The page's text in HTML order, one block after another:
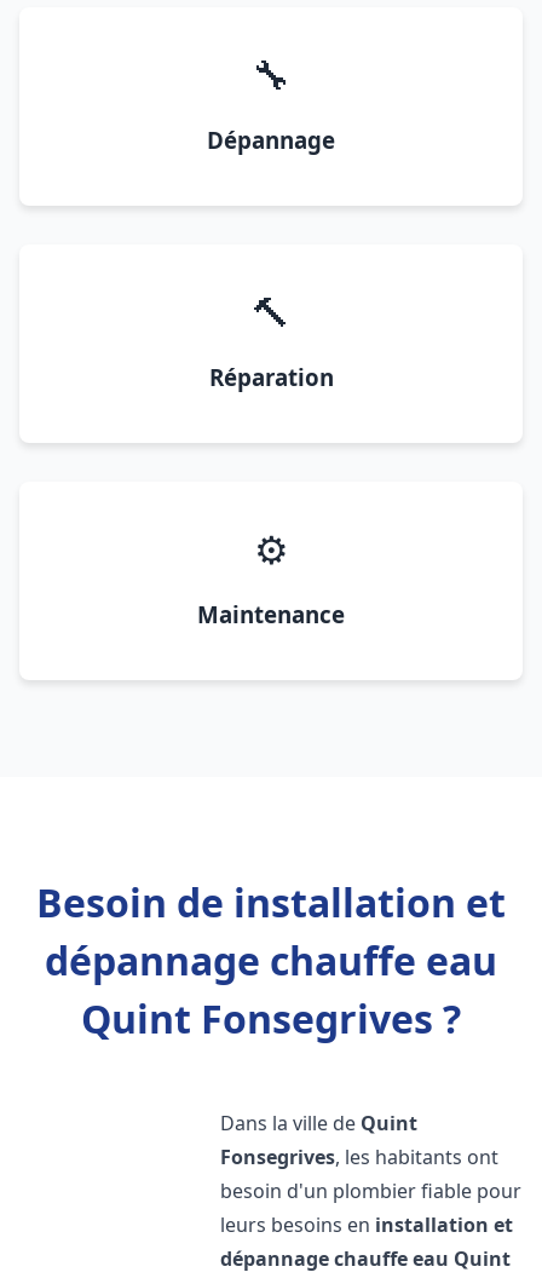
🔧
Dépannage
🔨
Réparation
⚙️
Maintenance
Besoin de installation et
dépannage chauffe eau
Quint Fonsegrives ?
Dans la ville de Quint
Fonsegrives, les habitants ont
besoin d'un plombier fiable pour
leurs besoins en installation et
dépannage chauffe eau Quint